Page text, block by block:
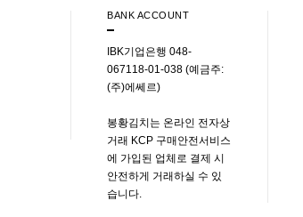
BANK ACCOUNT
IBK기업은행 048-
067118-01-038 (예금주:
(주)에쎄르)
봉황김치는 온라인 전자상
거래 KCP 구매안전서비스
에 가입된 업체로 결제 시
안전하게 거래하실 수 있
습니다.